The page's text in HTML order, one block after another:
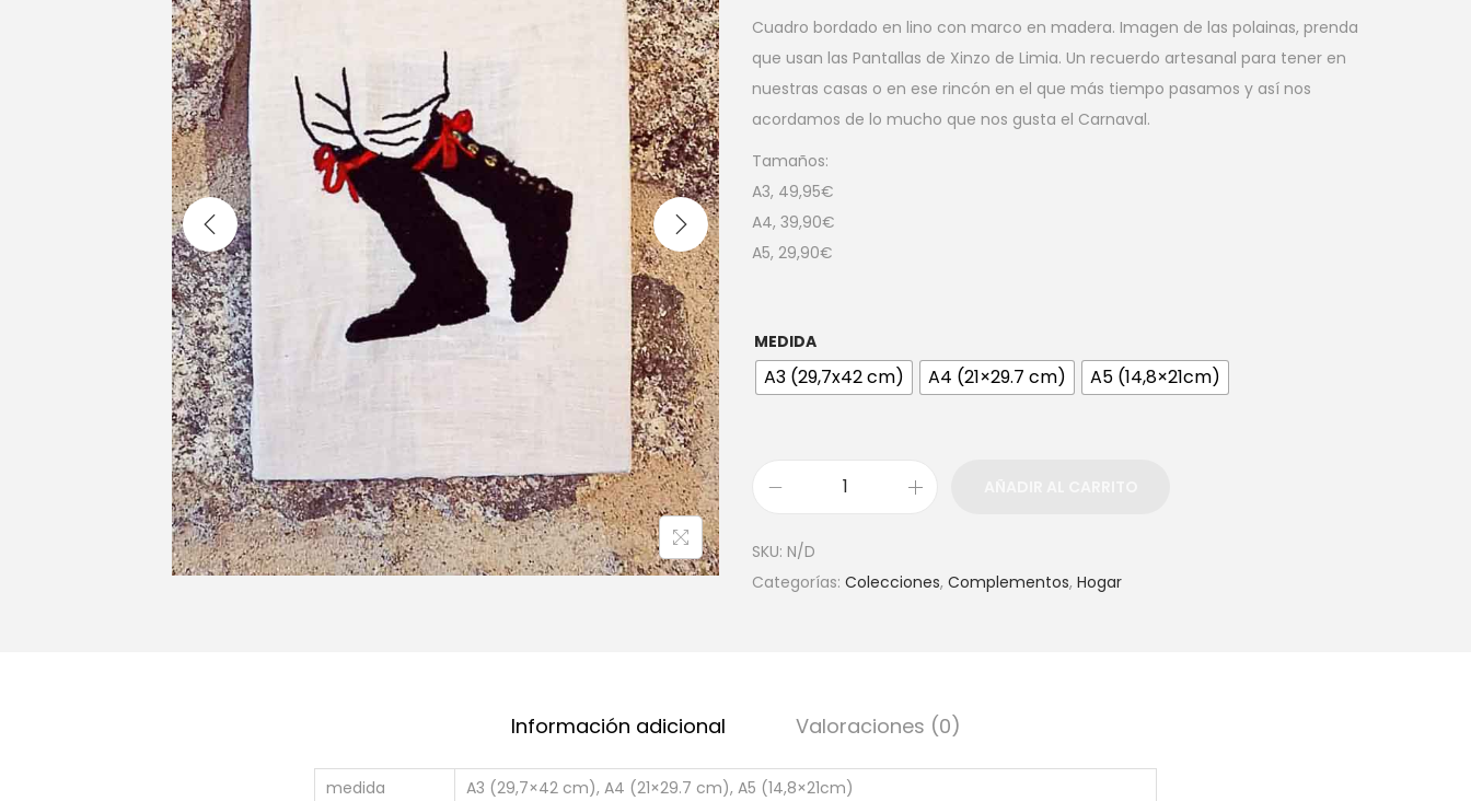
Cuadro bordado en lino con marco en madera. Imagen de las polainas, prenda
que usan las Pantallas de Xinzo de Limia. Un recuerdo artesanal para tener en
nuestras casas o en ese rincón en el que más tiempo pasamos y así nos
acordamos de lo mucho que nos gusta el Carnaval.
Tamaños:
A3, 49,95€
A4, 39,90€
A5, 29,90€
MEDIDA
A3 (29,7x42 cm) A4 (21×29.7 cm) A5 (14,8×21cm)
SKU: N/D
Categorías: Colecciones, Complementos, Hogar
Información adicional Valoraciones (0)
medida A3 (29,7×42 cm), A4 (21×29.7 cm), A5 (14,8×21cm)